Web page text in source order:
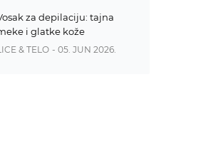
za depilaciju: tajna
i glatke kože
& TELO - 05. JUN 2026.